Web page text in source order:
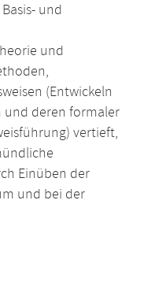
und
und
(Entwickeln
deren formaler
vertieft,
Einüben der
und bei der